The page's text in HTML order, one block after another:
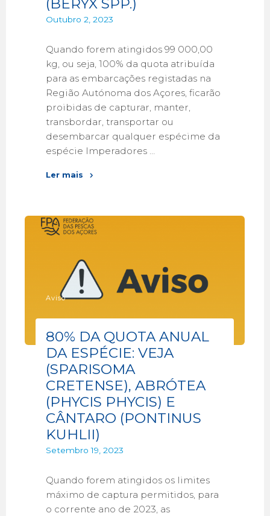
(BERYX SPP.)
Outubro 2, 2023
Quando forem atingidos 99 000,00
kg, ou seja, 100% da quota atribuída
para as embarcações registadas na
Região Autónoma dos Açores, ficarão
proibidas de capturar, manter,
transbordar, transportar ou
desembarcar qualquer espécime da
espécie Imperadores …
Ler mais
Aviso
80% DA QUOTA ANUAL
DA ESPÉCIE: VEJA
(SPARISOMA
CRETENSE), ABRÓTEA
(PHYCIS PHYCIS) E
CÂNTARO (PONTINUS
KUHLII)
Setembro 19, 2023
Quando forem atingidos os limites
máximo de captura permitidos, para
o corrente ano de 2023, as